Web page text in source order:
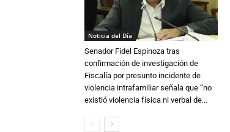
Noticia del Día
Senador Fidel Espinoza tras
confirmación de investigación de
Fiscalía por presunto incidente de
violencia intrafamiliar señala que “no
existió violencia física ni verbal de...